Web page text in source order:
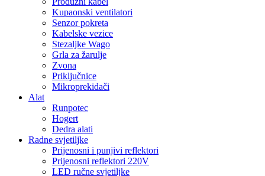
Kupaonski ventilatori
Senzor pokreta
Kabelske vezice
Stezaljke Wago
Grla za žarulje
Zvona
Priključnice
Mikroprekidači
Alat
Runpotec
Hogert
Dedra alati
Radne svjetiljke
Prijenosni i punjivi reflektori
Prijenosni reflektori 220V
LED ručne svjetiljke